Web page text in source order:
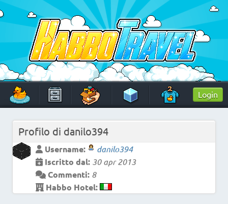
Skip
to
content
HabboTravel
Un viaggio di pixel!
Login
Profilo di danilo394
Username:
danilo394
Iscritto dal: 30 apr 2013
Commenti: 8
Habbo Hotel: